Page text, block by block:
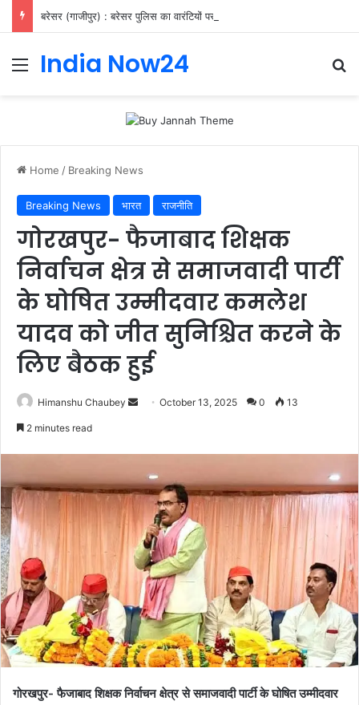
बरेसर (गाजीपुर) : बरेसर पुलिस का वारंटियों पर शिकंजा, 11 गिरफ्तार
India Now24
Home / Breaking News
Breaking News भारत राजनीति
गोरखपुर- फैजाबाद शिक्षक
निर्वाचन क्षेत्र से समाजवादी पार्टी
के घोषित उम्मीदवार कमलेश
यादव को जीत सुनिश्चित करने के
लिए बैठक हुई
Himanshu Chaubey October 13, 2025 0 13
2 minutes read
गोरखपुर- फैजाबाद शिक्षक निर्वाचन क्षेत्र से समाजवादी पार्टी के घोषित उम्मीदवार